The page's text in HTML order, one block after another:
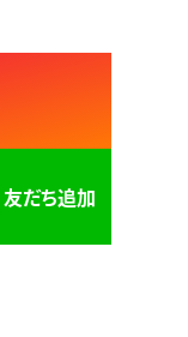
友だち追加